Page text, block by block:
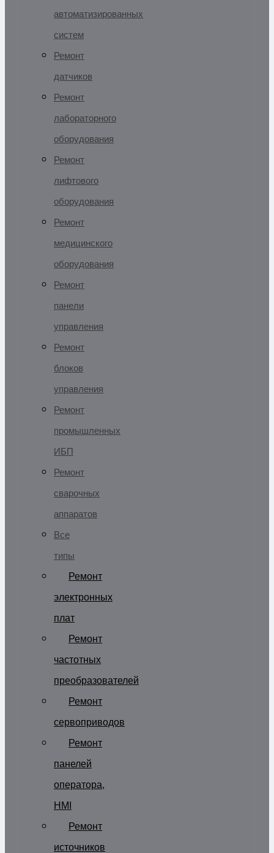
автоматизированных
систем
Ремонт
датчиков
Ремонт
лабораторного
оборудования
Ремонт
лифтового
оборудования
Ремонт
медицинского
оборудования
Ремонт
панели
управления
Ремонт
блоков
управления
Ремонт
промышленных
ИБП
Ремонт
сварочных
аппаратов
Все
типы
Ремонт
электронных
плат
Ремонт
частотных
преобразователей
Ремонт
сервоприводов
Ремонт
панелей
оператора,
HMI
Ремонт
источников